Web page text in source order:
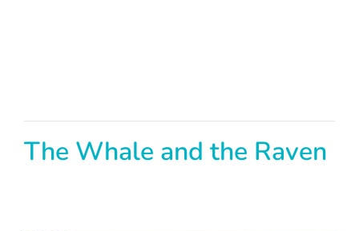
The Whale and the Raven